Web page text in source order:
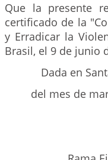
Que la presente
certificado de la
y Erradicar la
Brasil, el 9 de junio
Dada en
del mes de